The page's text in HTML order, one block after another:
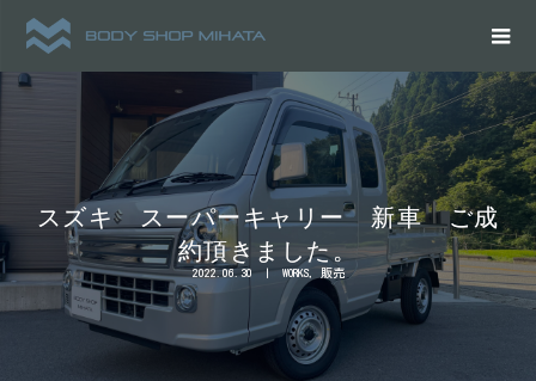
スズキ スーパーキャリー 新車 ご成
約頂きました。
2022.06.30 WORKS, 販売